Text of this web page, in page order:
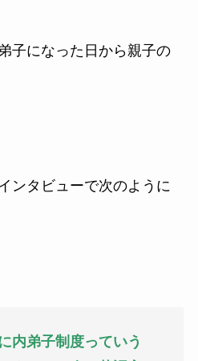
子になった日から親子の
ンタビューで次のように
内弟子制度っていう